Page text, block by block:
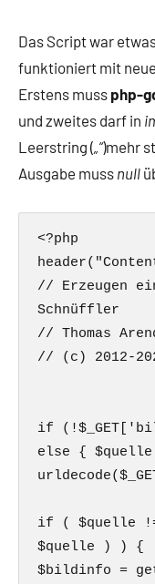
Das Script war
funktioniert mit
Erstens muss php-
und zweites darf in
Leerstring („“)mehr
Ausgabe muss null
<?php
// Erzeugen
Schnüffler
// Thomas
// (c) 2012-
if
else {
if ( $quelle
$quelle ) ) {
$bildinfo =